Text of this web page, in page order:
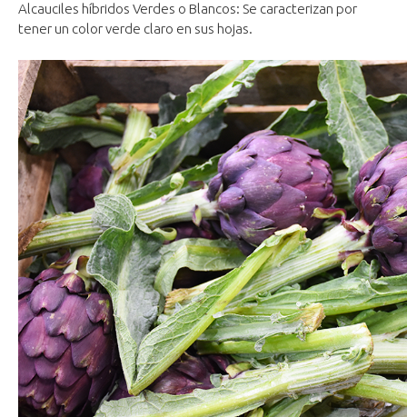
Alcauciles híbridos Verdes o Blancos: Se caracterizan por
tener un color verde claro en sus hojas.